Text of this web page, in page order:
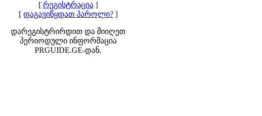
[ რეგისტრაცია]
[ დაგავიწყდათ პაროლი?]
დარეგისტრირდით და მიიღეთ
პერიოდული ინფორმაცია
PRGUIDE.GE-დან.